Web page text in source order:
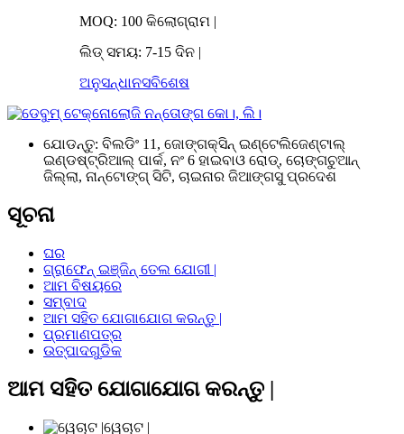
MOQ: 100 କିଲୋଗ୍ରାମ |
ଲିଡ୍ ସମୟ: 7-15 ଦିନ |
ଅନୁସନ୍ଧାନସବିଶେଷ
ଯୋଡନ୍ତୁ: ବିଲଡିଂ 11, ଜୋଙ୍ଗକ୍ସିନ୍ ଇଣ୍ଟେଲିଜେଣ୍ଟାଲ୍
ଇଣ୍ଡଷ୍ଟ୍ରିଆଲ୍ ପାର୍କ, ନଂ 6 ହାଇବାଓ ରୋଡ୍, ଚୋଙ୍ଗଚୁଆନ୍
ଜିଲ୍ଲା, ନାନ୍ଟୋଙ୍ଗ୍ ସିଟି, ଚାଇନାର ଜିଆଙ୍ଗସୁ ପ୍ରଦେଶ
ସୂଚନା
ଘର
ଗ୍ରାଫେନ୍ ଇଞ୍ଜିନ୍ ତେଲ ଯୋଗୀ |
ଆମ ବିଷୟରେ
ସମ୍ବାଦ
ଆମ ସହିତ ଯୋଗାଯୋଗ କରନ୍ତୁ |
ପ୍ରମାଣପତ୍ର
ଉତ୍ପାଦଗୁଡିକ
ଆମ ସହିତ ଯୋଗାଯୋଗ କରନ୍ତୁ |
ୱେଚାଟ |